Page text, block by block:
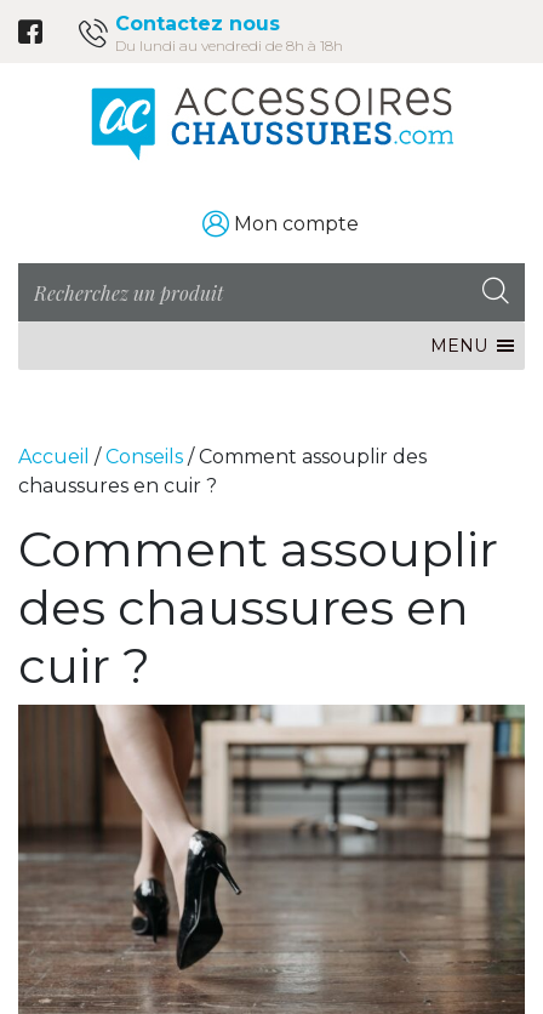
Contactez nous
Du lundi au vendredi de 8h à 18h
Mon compte
MENU
Accueil /Conseils /Comment assouplir des
chaussures en cuir ?
Comment assouplir
des chaussures en
cuir ?